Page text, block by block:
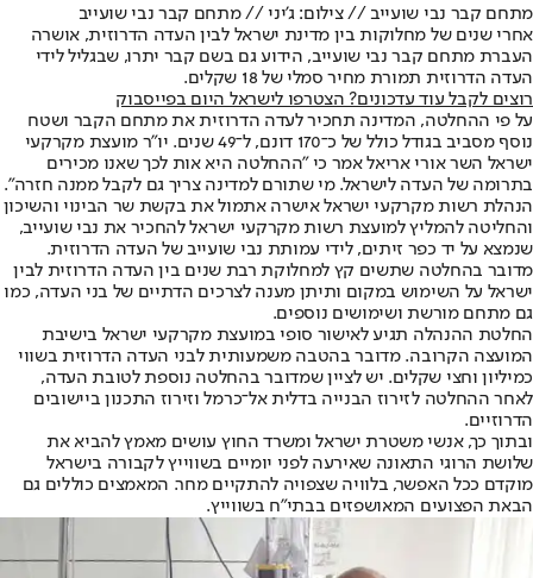
מתחם קבר נבי שועייב // צילום: ג'יני // מתחם קבר נבי שועייב
אחרי שנים של מחלוקות בין מדינת ישראל לבין העדה הדרוזית, אושרה
העברת מתחם קבר נבי שועייב, הידוע גם בשם קבר יתרו, שבגליל לידי
העדה הדרוזית תמורת מחיר סמלי של 18 שקלים.
רוצים לקבל עוד עדכונים? הצטרפו לישראל היום בפייסבוק
על פי ההחלטה, המדינה תחכיר לעדה הדרוזית את מתחם הקבר ושטח
נוסף מסביב בגודל כולל של כ־170 דונם, ל־49 שנים. יו"ר מועצת מקרקעי
ישראל השר אורי אריאל אמר כי "ההחלטה היא אות לכך שאנו מכירים
בתרומה של העדה לישראל. מי שתורם למדינה צריך גם לקבל ממנה חזרה".
הנהלת רשות מקרקעי ישראל אישרה אתמול את בקשת שר הבינוי והשיכון
והחליטה להמליץ למועצת רשות מקרקעי ישראל להחכיר את נבי שועייב,
שנמצא על יד כפר זיתים, לידי עמותת נבי שועייב של העדה הדרוזית.
מדובר בהחלטה שתשים קץ למחלוקת רבת שנים בין העדה הדרוזית לבין
ישראל על השימוש במקום ותיתן מענה לצרכים הדתיים של בני העדה, כמו
גם מתחם מורשת ושימושים נוספים.
החלטת ההנהלה תגיע לאישור סופי במועצת מקרקעי ישראל בישיבת
המועצה הקרובה. מדובר בהטבה משמעותית לבני העדה הדרוזית בשווי
כמיליון וחצי שקלים. יש לציין שמדובר בהחלטה נוספת לטובת העדה,
לאחר ההחלטה לזירוז הבנייה בדלית אל־כרמל וזירוז התכנון ביישובים
הדרוזיים.
ובתוך כך, אנשי משטרת ישראל ומשרד החוץ עושים מאמץ להביא את
שלושת הרוגי התאונה שאירעה לפני יומיים בשווייץ לקבורה בישראל
מוקדם ככל האפשר, בלוויה שצפויה להתקיים מחר. המאמצים כוללים גם
הבאת הפצועים המאושפזים בבתי"ח בשווייץ.